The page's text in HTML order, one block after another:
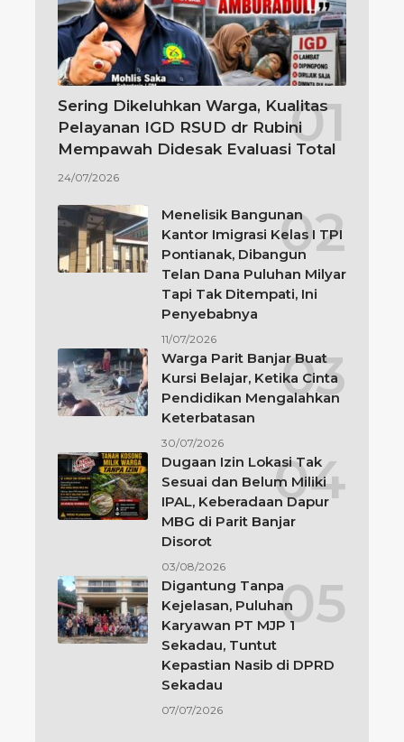
Sering Dikeluhkan Warga, Kualitas
Pelayanan IGD RSUD dr Rubini
Mempawah Didesak Evaluasi Total
24/07/2026
Menelisik Bangunan
Kantor Imigrasi Kelas I TPI
Pontianak, Dibangun
Telan Dana Puluhan Milyar
Tapi Tak Ditempati, Ini
Penyebabnya
11/07/2026
Warga Parit Banjar Buat
Kursi Belajar, Ketika Cinta
Pendidikan Mengalahkan
Keterbatasan
30/07/2026
Dugaan Izin Lokasi Tak
Sesuai dan Belum Miliki
IPAL, Keberadaan Dapur
MBG di Parit Banjar
Disorot
03/08/2026
Digantung Tanpa
Kejelasan, Puluhan
Karyawan PT MJP 1
Sekadau, Tuntut
Kepastian Nasib di DPRD
Sekadau
07/07/2026